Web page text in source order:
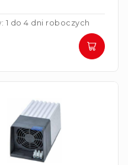
1 do 4 dni roboczych